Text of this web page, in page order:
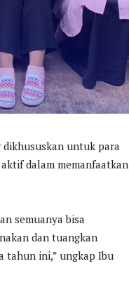
untuk para
dalam memanfaatkan
semuanya bisa
dan tuangkan
tahun ini,” ungkap Ibu